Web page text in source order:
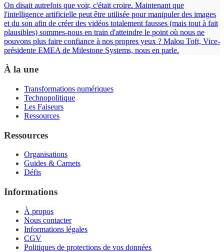
On disait autrefois que voir, c'était croire. Maintenant que
l'intelligence artificielle peut être utilisée pour manipuler des images
et du son afin de créer des vidéos totalement fausses (mais tout à fait
plausibles) sommes-nous en train d'atteindre le point où nous ne
pouvons plus faire confiance à nos propres yeux ? Malou Toft, Vice-
présidente EMEA de Milestone Systems, nous en parle.
À la une
Transformations numériques
Technopolitique
Les Faiseurs
Ressources
Ressources
Organisations
Guides & Carnets
Défis
Informations
À propos
Nous contacter
Informations légales
CGV
Politiques de protections de vos données